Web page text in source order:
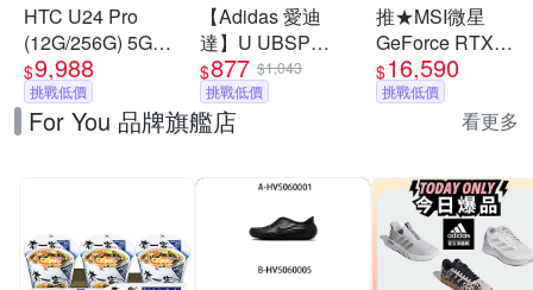
HTC U24 Pro
(12G/256G) 5G
6.8吋智慧型手機
$9,988
挑戰低價
【Adidas 愛迪
達】U UBSP
CSBD BAG 斜背
包 男女 A-KR2588
B-JP0144
$877 $1,043
挑戰低價
推★MSI微星
GeForce RTX
5060 Ti 8G
GAMING TRIO
OC WHITE 顯示卡
$16,590
挑戰低價
For You 品牌旗艦店 看更多